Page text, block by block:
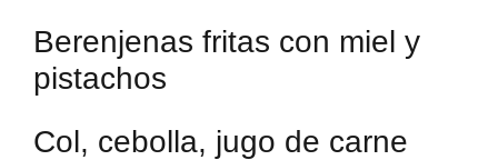
Berenjenas fritas con miel y
pistachos
Col, cebolla, jugo de carne